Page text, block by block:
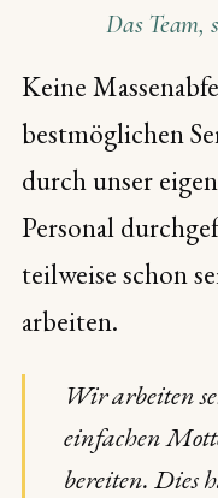
Das Team,
Keine
bestmöglichen
durch unser
Personal
teilweise schon
arbeiten.
Wir arbeiten
einfachen
bereiten. Dies